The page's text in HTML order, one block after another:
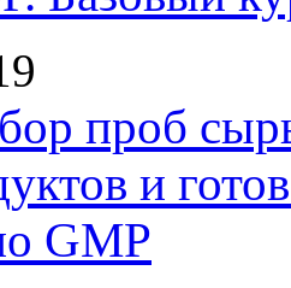
проб
и
GMP